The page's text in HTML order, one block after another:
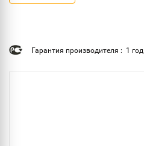
Гарантия производителя : 1 год